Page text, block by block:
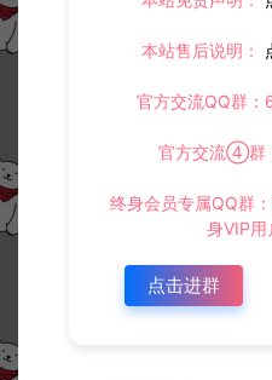
星王极品合击版】5月最新整理Wi
搭建教程+视频教程
冷雨泽ღ 30
本站售后说明：
官方交流QQ群
官方交流④群
终身会员专属QQ群
身VIP用
点击进群